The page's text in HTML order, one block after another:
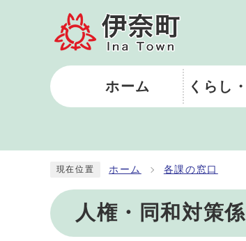
ホーム くらし
現在位置 ホーム 各課の窓口
人権・同和対策係